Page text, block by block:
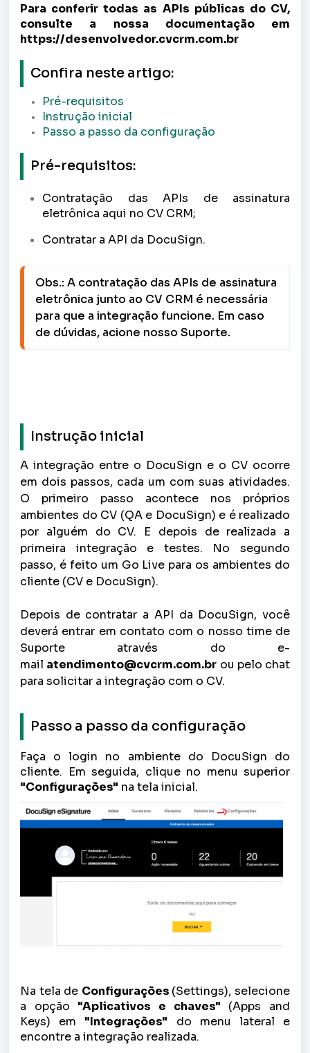
Para conferir todas as APIs públicas do CV,
consulte a nossa documentação em
https://desenvolvedor.cvcrm.com.br
Confira neste artigo:
Pré-requisitos
Instrução inicial
Passo a passo da configuração
Pré-requisitos:
Contratação das APIs de assinatura
eletrônica aqui no CV CRM;
Contratar a API da DocuSign.
Obs.: A contratação das APIs de assinatura
eletrônica junto ao CV CRM é necessária
para que a integração funcione. Em caso
de dúvidas, acione nosso Suporte.
Instrução inicial
A integração entre o DocuSign e o CV ocorre
em dois passos, cada um com suas atividades.
O primeiro passo acontece nos próprios
ambientes do CV (QA e DocuSign) e é realizado
por alguém do CV. E depois de realizada a
primeira integração e testes. No segundo
passo, é feito um Go Live para os ambientes do
cliente (CV e DocuSign).
Depois de contratar a API da DocuSign, você
deverá entrar em contato com o nosso time de
Suporte através do e-
mail atendimento@cvcrm.com.br ou pelo chat
para solicitar a integração com o CV.
Passo a passo da configuração
Faça o login no ambiente do DocuSign do
cliente. Em seguida, clique no menu superior
"Configurações" na tela inicial.
Na tela de Configurações (Settings), selecione
a opção "Aplicativos e chaves" (Apps and
Keys) em "Integrações" do menu lateral e
encontre a integração realizada.